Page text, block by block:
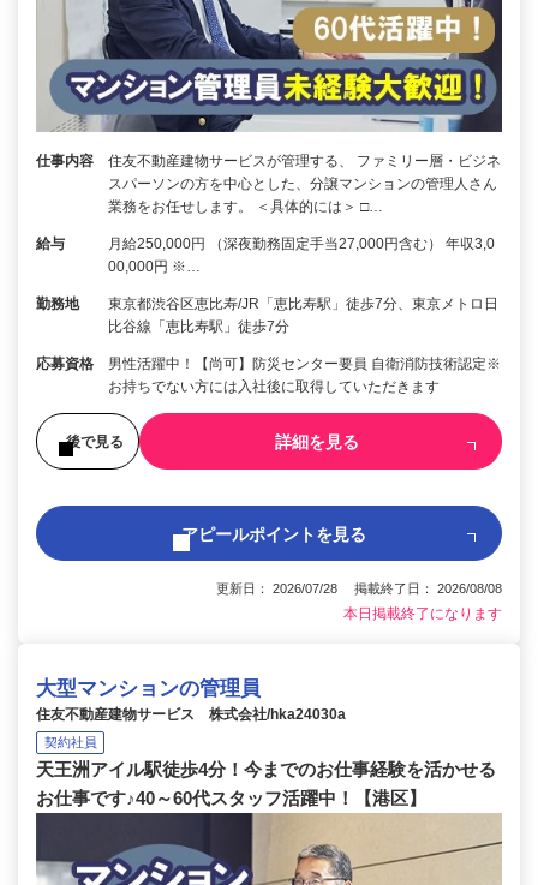
仕事内容
住友不動産建物サービスが管理する、 ファミリー層・ビジネ
スパーソンの方を中心とした、分譲マンションの管理人さん
業務をお任せします。 ＜具体的には＞ □…
給与
月給250,000円 （深夜勤務固定手当27,000円含む） 年収3,0
00,000円 ※…
勤務地
東京都渋谷区恵比寿/JR「恵比寿駅」徒歩7分、東京メトロ日
比谷線「恵比寿駅」徒歩7分
応募資格
男性活躍中！【尚可】防災センター要員 自衛消防技術認定※
お持ちでない方には入社後に取得していただきます
後で見る 詳細を見る
アピールポイントを見る
更新日： 2026/07/28 掲載終了日： 2026/08/08
本日掲載終了になります
大型マンションの管理員
住友不動産建物サービス 株式会社/hka24030a
契約社員
天王洲アイル駅徒歩4分！今までのお仕事経験を活かせる
お仕事です♪40～60代スタッフ活躍中！【港区】